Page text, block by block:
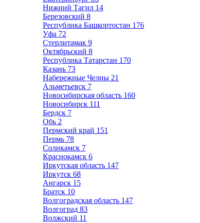
Нижний Тагил 14
Березовский 8
Республика Башкортостан 176
Уфа 72
Стерлитамак 9
Октябрьский 8
Республика Татарстан 170
Казань 73
Набережные Челны 21
Альметьевск 7
Новосибирская область 160
Новосибирск 111
Бердск 7
Обь 2
Пермский край 151
Пермь 78
Соликамск 7
Краснокамск 6
Иркутская область 147
Иркутск 68
Ангарск 15
Братск 10
Волгоградская область 147
Волгоград 83
Волжский 11